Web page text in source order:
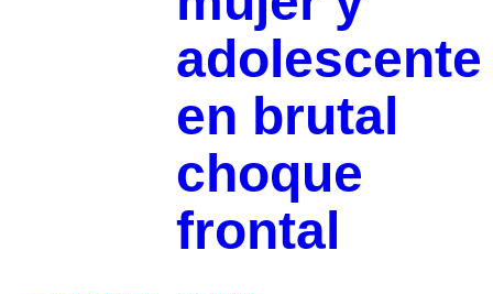
adolescente
en brutal
choque
frontal